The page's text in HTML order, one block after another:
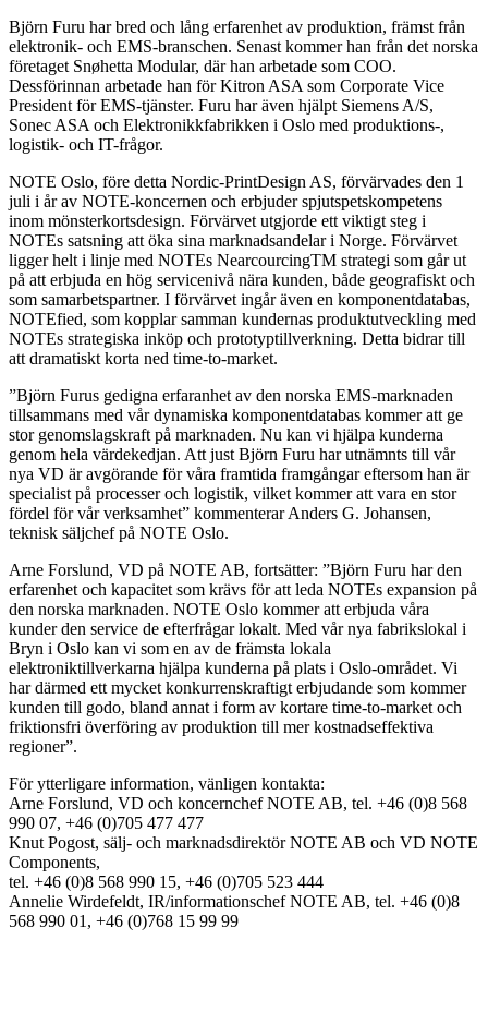
Björn Furu har bred och lång erfarenhet av produktion, främst från
elektronik- och EMS-branschen. Senast kommer han från det norska
företaget Snøhetta Modular, där han arbetade som COO.
Dessförinnan arbetade han för Kitron ASA som Corporate Vice
President för EMS-tjänster. Furu har även hjälpt Siemens A/S,
Sonec ASA och Elektronikkfabrikken i Oslo med produktions-,
logistik- och IT-frågor.
NOTE Oslo, före detta Nordic-PrintDesign AS, förvärvades den 1
juli i år av NOTE-koncernen och erbjuder spjutspetskompetens
inom mönsterkortsdesign. Förvärvet utgjorde ett viktigt steg i
NOTEs satsning att öka sina marknadsandelar i Norge. Förvärvet
ligger helt i linje med NOTEs NearcourcingTM strategi som går ut
på att erbjuda en hög servicenivå nära kunden, både geografiskt och
som samarbetspartner. I förvärvet ingår även en komponentdatabas,
NOTEfied, som kopplar samman kundernas produktutveckling med
NOTEs strategiska inköp och prototyptillverkning. Detta bidrar till
att dramatiskt korta ned time-to-market.
”Björn Furus gedigna erfaranhet av den norska EMS-marknaden
tillsammans med vår dynamiska komponentdatabas kommer att ge
stor genomslagskraft på marknaden. Nu kan vi hjälpa kunderna
genom hela värdekedjan. Att just Björn Furu har utnämnts till vår
nya VD är avgörande för våra framtida framgångar eftersom han är
specialist på processer och logistik, vilket kommer att vara en stor
fördel för vår verksamhet” kommenterar Anders G. Johansen,
teknisk säljchef på NOTE Oslo.
Arne Forslund, VD på NOTE AB, fortsätter: ”Björn Furu har den
erfarenhet och kapacitet som krävs för att leda NOTEs expansion på
den norska marknaden. NOTE Oslo kommer att erbjuda våra
kunder den service de efterfrågar lokalt. Med vår nya fabrikslokal i
Bryn i Oslo kan vi som en av de främsta lokala
elektroniktillverkarna hjälpa kunderna på plats i Oslo-området. Vi
har därmed ett mycket konkurrenskraftigt erbjudande som kommer
kunden till godo, bland annat i form av kortare time-to-market och
friktionsfri överföring av produktion till mer kostnadseffektiva
regioner”.
För ytterligare information, vänligen kontakta:
Arne Forslund, VD och koncernchef NOTE AB, tel. +46 (0)8 568
990 07, +46 (0)705 477 477
Knut Pogost, sälj- och marknadsdirektör NOTE AB och VD NOTE
Components,
tel. +46 (0)8 568 990 15, +46 (0)705 523 444
Annelie Wirdefeldt, IR/informationschef NOTE AB, tel. +46 (0)8
568 990 01, +46 (0)768 15 99 99